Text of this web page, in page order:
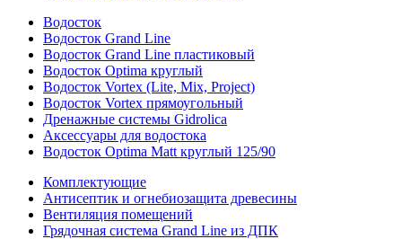
Водосток
Водосток Grand Line
Водосток Grand Line пластиковый
Водосток Optima круглый
Водосток Vortex (Lite, Mix, Project)
Водосток Vortex прямоугольный
Дренажные системы Gidrolica
Аксессуары для водостока
Водосток Optima Matt круглый 125/90
Комплектующие
Антисептик и огнебиозащита древесины
Вентиляция помещений
Грядочная система Grand Line из ДПК